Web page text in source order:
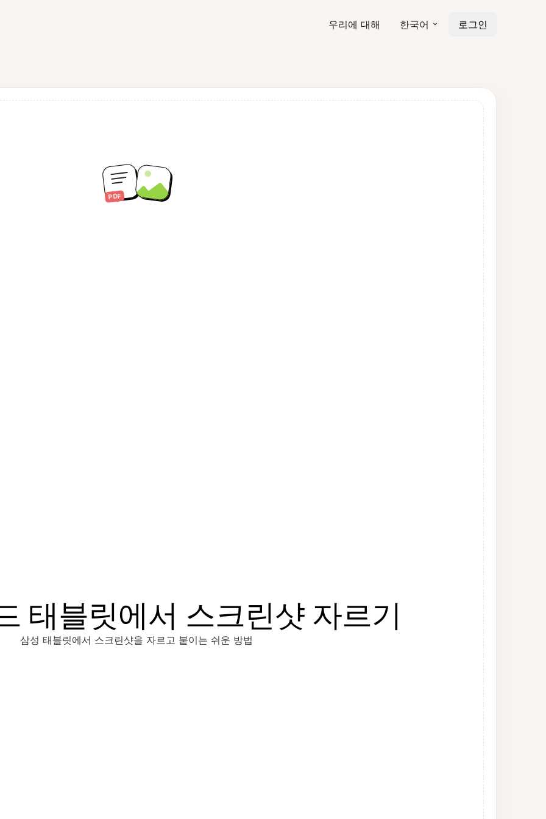
우리에 대해 한국어 로그인
태블릿에서 스크린샷 자르기
삼성 태블릿에서 스크린샷을 자르고 붙이는 쉬운 방법